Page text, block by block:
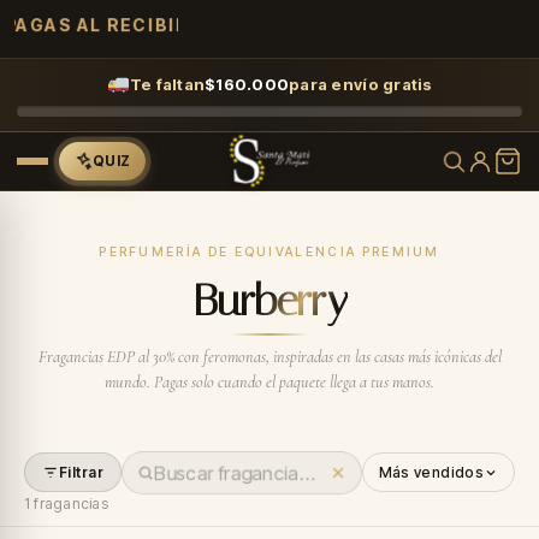
PAGAS AL RECIBIR
Te faltan$160.000para envío gratis
QUIZ
PERFUMERÍA DE EQUIVALENCIA PREMIUM
Burberry
Fragancias EDP al 30% con feromonas, inspiradas en las casas más icónicas del
mundo. Pagas solo cuando el paquete llega a tus manos.
Filtrar
1 fragancias
Más vendidos